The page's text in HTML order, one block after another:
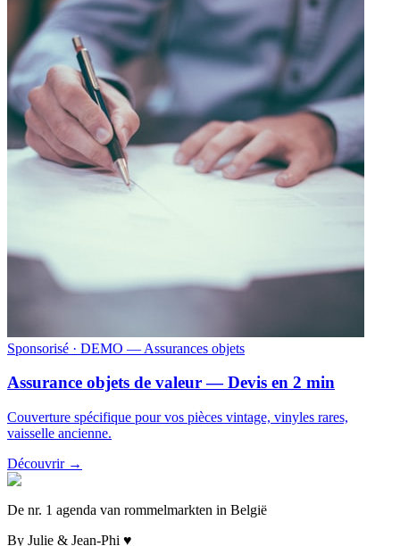
Sponsorisé · DEMO — Assurances objets
Assurance objets de valeur — Devis en 2 min
Couverture spécifique pour vos pièces vintage, vinyles rares,
vaisselle ancienne.
Découvrir →
De nr. 1 agenda van rommelmarkten in België
By Julie & Jean-Phi ♥